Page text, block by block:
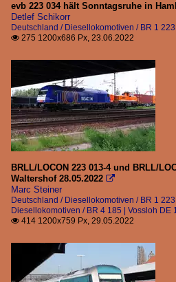
evb 223 034 hält Sonntagsruhe in
Detlef Schikorr
Deutschland / Diesellokomotiven / BR 1
 275 1200x686 Px, 23.06.2022
BRLL/LOCON 223 013-4 und BRLL/
Waltershof 28.05.2022 
Marc Steiner
Deutschland / Diesellokomotiven / BR 1
Diesellokomotiven / BR 4 185 | Vossloh DE
 414 1200x759 Px, 29.05.2022